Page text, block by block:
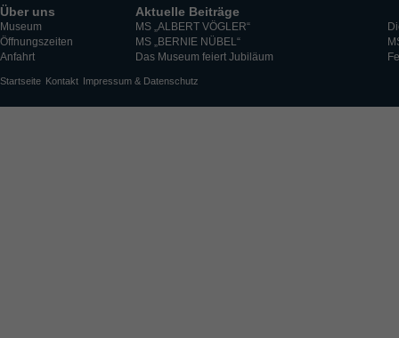
Über uns
Museum
Öffnungszeiten
Anfahrt
Aktuelle Beiträge
MS „ALBERT VÖGLER“
MS „BERNIE NÜBEL“
Das Museum feiert Jubiläum
Startseite Kontakt Impressum & Datenschutz